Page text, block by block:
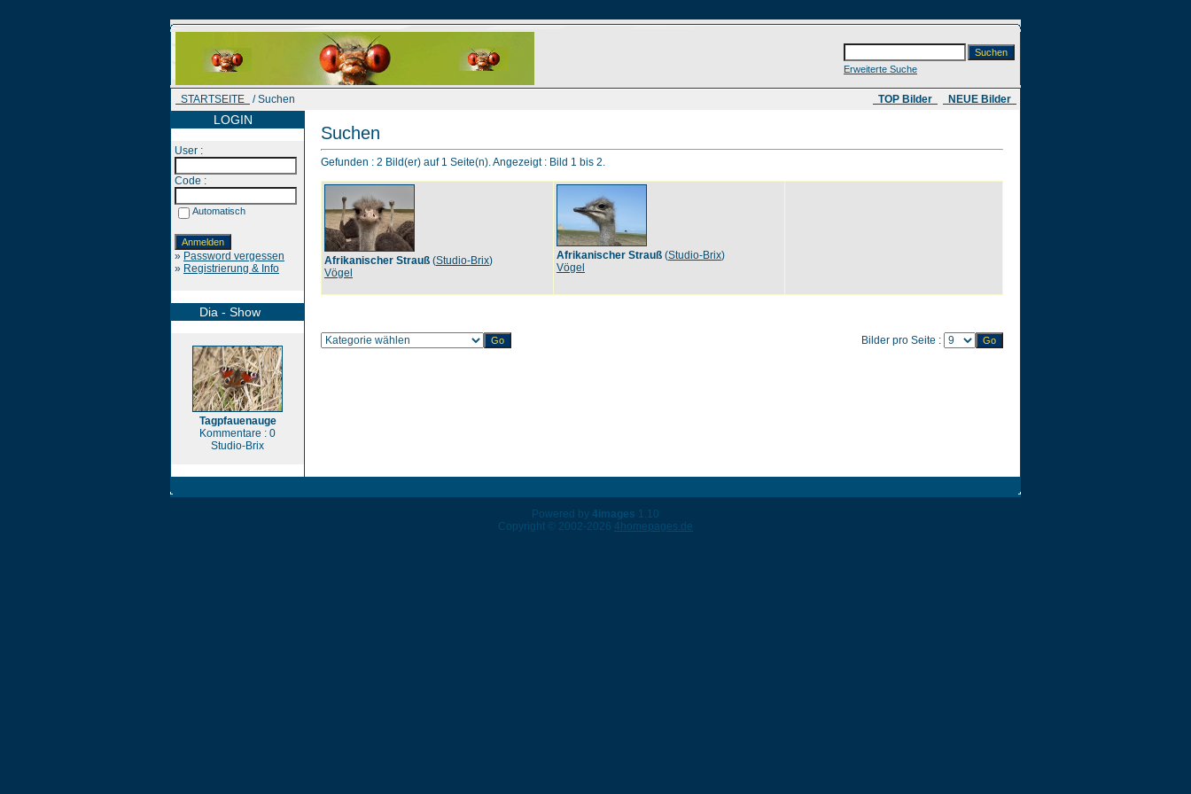
Erweiterte Suche
STARTSEITE / Suchen ​ TOP Bilder NEUE Bilder
LOGIN
User :
Code :
Automatisch
» Password vergessen
» Registrierung & Info
Dia - Show
Tagpfauenauge
Kommentare : 0
Studio-Brix
Suchen
Gefunden : 2 Bild(er) auf 1 Seite(n). Angezeigt : Bild 1 bis 2.
Afrikanischer Strauß (Studio-Brix)
Vögel
Afrikanischer Strauß (Studio-Brix)
Vögel
Bilder pro Seite :
Powered by 4images 1.10
Copyright © 2002-2026 4homepages.de